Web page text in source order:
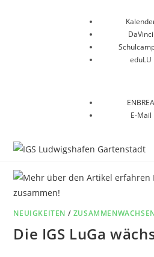
DaVinci
eduLU
ENBREA
E-Mail
NEUIGKEITEN /
Die IGS LuGa